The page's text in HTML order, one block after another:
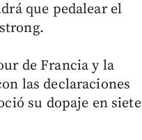
que pedalear el
de Francia y la
las declaraciones
su dopaje en siete